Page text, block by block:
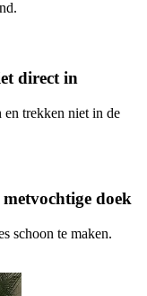
direct in
trekken niet in de
metvochtige doek
schoon te maken.